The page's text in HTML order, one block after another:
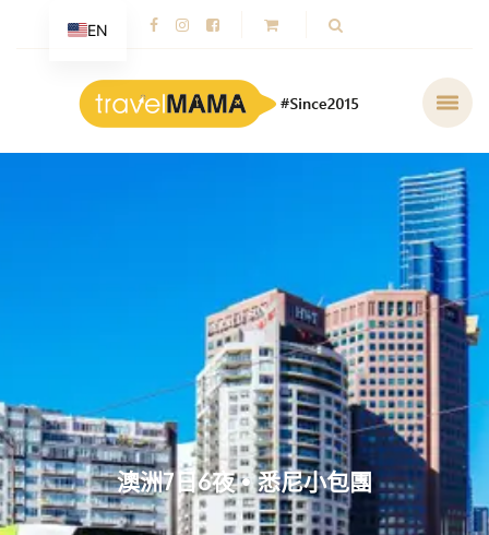
澳洲7日6夜 • 悉尼小包團
EN